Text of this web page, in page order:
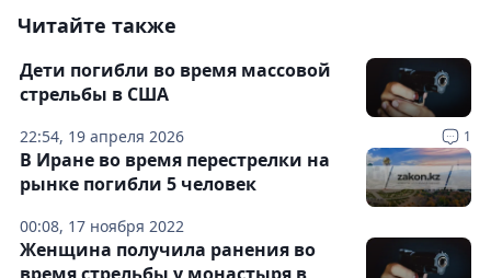
Читайте также
22:54, 19 апреля 2026 1
Дети погибли во время массовой
стрельбы в США
00:08, 17 ноября 2022
В Иране во время перестрелки на
рынке погибли 5 человек
Женщина получила ранения во